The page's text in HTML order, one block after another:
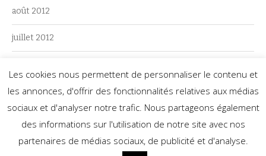
août 2012
juillet 2012
mai 2012
Les cookies nous permettent de personnaliser le contenu et
les annonces, d'offrir des fonctionnalités relatives aux médias
sociaux et d'analyser notre trafic. Nous partageons également
des informations sur l'utilisation de notre site avec nos
partenaires de médias sociaux, de publicité et d'analyse.